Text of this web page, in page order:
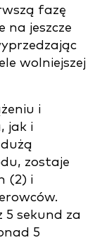
fazę
na jeszcze
wolniejszej
i
jak i
zostaje
(2) i
5 sekund za
5